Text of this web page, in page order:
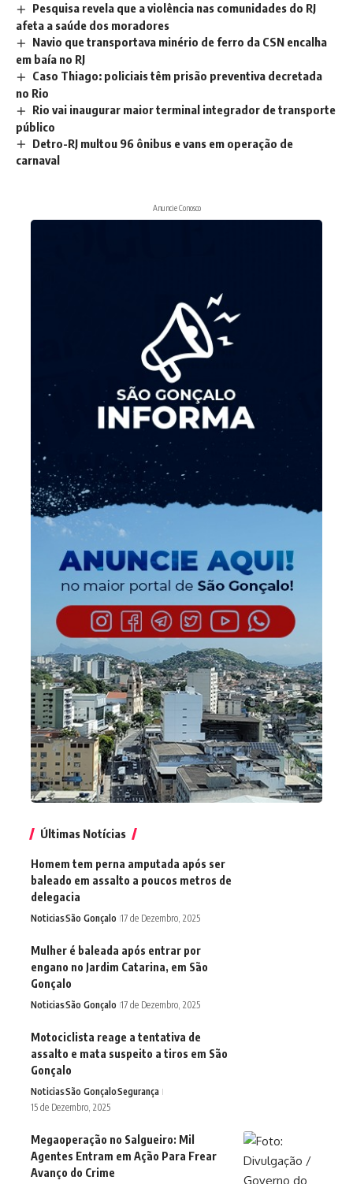
Pesquisa revela que a violência nas comunidades do RJ
afeta a saúde dos moradores
Navio que transportava minério de ferro da CSN encalha
em baía no RJ
Caso Thiago: policiais têm prisão preventiva decretada
no Rio
Rio vai inaugurar maior terminal integrador de transporte
público
Detro-RJ multou 96 ônibus e vans em operação de
carnaval
Anuncie Conosco
Últimas Notícias
Homem tem perna amputada após ser
baleado em assalto a poucos metros de
delegacia
NoticiasSão Gonçalo 17 de Dezembro, 2025
Mulher é baleada após entrar por
engano no Jardim Catarina, em São
Gonçalo
NoticiasSão Gonçalo 17 de Dezembro, 2025
Motociclista reage a tentativa de
assalto e mata suspeito a tiros em São
Gonçalo
NoticiasSão GonçaloSegurança
15 de Dezembro, 2025
Megaoperação no Salgueiro: Mil
Agentes Entram em Ação Para Frear
Avanço do Crime